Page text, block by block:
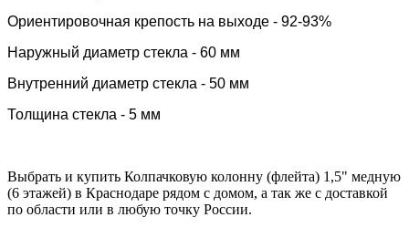
Ориентировочная крепость на выходе - 92-93%
Наружный диаметр стекла - 60 мм
Внутренний диаметр стекла - 50 мм
Толщина стекла - 5 мм
Выбрать и купить Колпачковую колонну (флейта) 1,5" медную
(6 этажей) в Краснодаре рядом с домом, а так же с доставкой
по области или в любую точку России.